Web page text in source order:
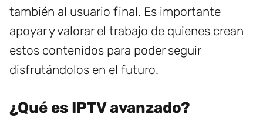
también al usuario final. Es importante
apoyar y valorar el trabajo de quienes crean
estos contenidos para poder seguir
disfrutándolos en el futuro.
¿Qué es IPTV avanzado?